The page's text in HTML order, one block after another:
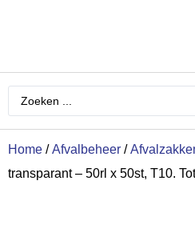
Home /Afvalbeheer /
transparant – 50rl x 50st, T10.